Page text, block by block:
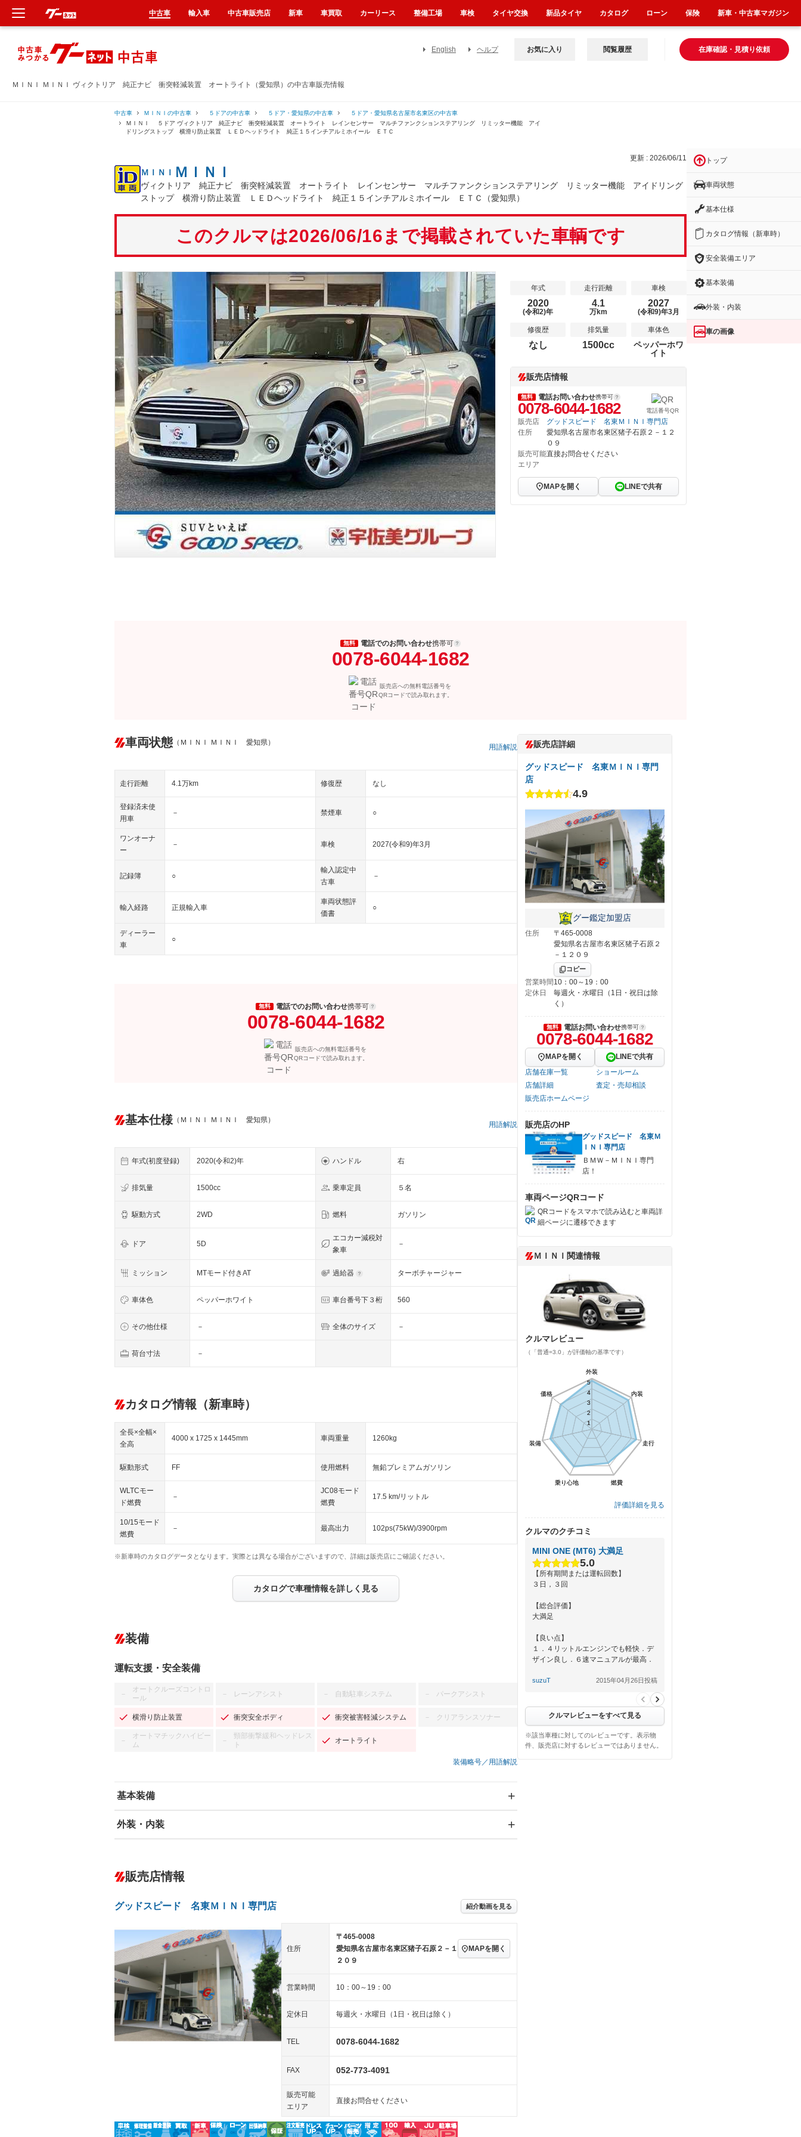
ＭＩＮＩ ＭＩＮＩ ヴィクトリア 純正ナビ 衝突軽減装置 オートライト（愛知県）の中古車販売情報
English ヘルプ 在庫確認・見積り依頼
お気に入り 閲覧履歴
中古車 ＭＩＮＩの中古車 ５ドアの中古車 ５ドア・愛知県の中古車
５ドア・愛知県名古屋市名東区の中古車
ＭＩＮＩ ５ドア ヴィクトリア 純正ナビ 衝突軽減装置 オートライト レインセンサー マルチファンクションステアリング リミッター機能 アイ
ドリングストップ 横滑り防止装置 ＬＥＤヘッドライト 純正１５インチアルミホイール ＥＴＣ
更新 : 2026/06/11
ＭＩＮＩ ＭＩＮＩ
ヴィクトリア 純正ナビ 衝突軽減装置 オートライト レインセンサー マルチファンクションステアリング リミッター機能 アイドリング
ストップ 横滑り防止装置 ＬＥＤヘッドライト 純正１５インチアルミホイール ＥＴＣ（愛知県）
このクルマは2026/06/16まで掲載されていた車輌です
年式
2020
(令和2)年
走行距離
4.1
万km
車検
2027
(令和9)年3月
修復歴
なし
排気量
1500cc
車体色
ペッパーホワ
イト
販売店情報
無料 電話お問い合わせ携帯可
0078-6044-1682 電話番号QR
販売店
グッドスピード 名東ＭＩＮＩ専門店
住所
愛知県名古屋市名東区猪子石原２－１２
０９
販売可能
エリア
直接お問合せください
MAPを開く LINEで共有
無料 電話でのお問い合わせ携帯可
0078-6044-1682
販売店への無料電話番号を
QRコードで読み取れます。
車両状態 （ＭＩＮＩ ＭＩＮＩ 愛知県）
用語解説
走行距離 4.1万km 修復歴 なし
登録済未使
用車
－ 禁煙車 ○
ワンオーナ
ー
－ 車検 2027(令和9)年3月
記録簿 ○
輸入認定中
古車
－
輸入経路 正規輸入車
車両状態評
価書
○
ディーラー
車
○
無料 電話でのお問い合わせ携帯可
0078-6044-1682
販売店への無料電話番号を
QRコードで読み取れます。
基本仕様 （ＭＩＮＩ ＭＩＮＩ 愛知県）
用語解説
年式(初度登録) 2020(令和2)年 ハンドル 右
排気量 1500cc 乗車定員 ５名
駆動方式 2WD 燃料 ガソリン
ドア 5D
エコカー減税対
象車
－
ミッション MTモード付きAT 過給器 ターボチャージャー
車体色 ペッパーホワイト 車台番号下３桁 560
その他仕様 － 全体のサイズ －
荷台寸法 －
カタログ情報（新車時）
全長×全幅×
全高
4000 x 1725 x 1445mm 車両重量 1260kg
駆動形式 FF 使用燃料 無鉛プレミアムガソリン
WLTCモー
ド燃費
－
JC08モード
燃費
17.5 km/リットル
10/15モード
燃費
－ 最高出力 102ps(75kW)/3900rpm
※新車時のカタログデータとなります。実際とは異なる場合がございますので、詳細は販売店にご確認ください。
カタログで車種情報を詳しく見る
装備
運転支援・安全装備
－
オートクルーズコントロ
ール
－ レーンアシスト － 自動駐車システム － パークアシスト
横滑り防止装置 衝突安全ボディ 衝突被害軽減システム － クリアランスソナー
－
オートマチックハイビー
ム
－
頸部衝撃緩和ヘッドレス
ト
オートライト
装備略号／用語解説
基本装備
エアバッグ：運転席/助手席/サイド
－ ダウンヒルアシストコントロール
Bluetooth接続 100V電源 センターデフロック
レンタカーアップ － 展示・試乗車 電動格納ミラー
外装・内装
オーディオ：ミュージックプレイヤー接続可
－
ヘッドライトウォッシャ
ー
－ 革シート キーレス
ETC － スマートキー － ローダウン
－ ランフラットタイヤ － パワーシート
－ フルフラットシート チップアップシート オットマン
－ シートヒーター ウォークスルー 後席モニター － 電動リアゲート
－ フロントカメラ － シートエアコン
販売店情報
グッドスピード 名東ＭＩＮＩ専門店 紹介動画を見る
住所
〒465-0008
愛知県名古屋市名東区猪子石原２－１
２０９
MAPを開く
営業時間 10：00～19：00
定休日 毎週火・水曜日（1日・祝日は除く）
TEL 0078-6044-1682
FAX 052-773-4091
販売可能
エリア
直接お問合せください
販売店詳細
グッドスピード 名東ＭＩＮＩ専門
店
4.9
グー鑑定加盟店
住所
〒465-0008
愛知県名古屋市名東区猪子石原２
－１２０９
コピー
営業時間10：00～19：00
定休日
毎週火・水曜日（1日・祝日は除
く）
無料 電話お問い合わせ携帯可
0078-6044-1682
MAPを開く
LINEで共有
店舗在庫一覧
ショールーム
店舗詳細
査定・売却相談
販売店ホームページ
販売店のHP
グッドスピード 名東Ｍ
ＩＮＩ専門店
ＢＭＷ－ＭＩＮＩ専門
店！
車両ページQRコード
QRコードをスマホで読み込むと車両詳
細ページに遷移できます
ＭＩＮＩ関連情報
クルマレビュー
（「普通=3.0」が評価軸の基準です）
外装
内装
走行
燃費
乗り心地
装備
価格
1
2
3
4
5
外装
内装
走行
燃費
乗り心地
装備
価格
1
2
3
4
5
評価詳細を見る
クルマのクチコミ
MINI ONE (MT6) 大満足
5.0
【所有期間または運転回数】
３日，３回
【総合評価】
大満足
【良い点】
１．４リットルエンジンでも軽快．デ
ザイン良し．６速マニュアルが最高．
【悪い点】
suzuT 2015年04月26日投稿
クルマレビューをすべて見る
※該当車種に対してのレビューです。表示物
件、販売店に対するレビューではありません。
トップ
車両状態
基本仕様
カタログ情報（新車時）
安全装備エリア
基本装備
外装・内装
車の画像
中古車 輸入車 中古車販売店 新車 車買取 カーリース 整備工場 車検 タイヤ交換 新品タイヤ カタログ ローン 保険 新車・中古車マガジン
新車
中古車